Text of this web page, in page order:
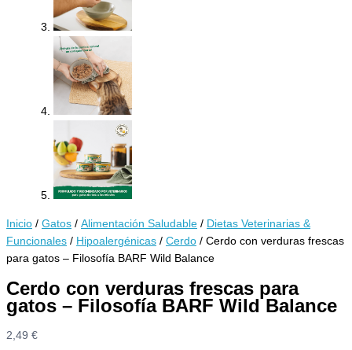
Inicio / Gatos / Alimentación Saludable / Dietas Veterinarias &
Funcionales / Hipoalergénicas / Cerdo / Cerdo con verduras frescas
para gatos – Filosofía BARF Wild Balance
Cerdo con verduras frescas para
gatos – Filosofía BARF Wild Balance
2,49 €